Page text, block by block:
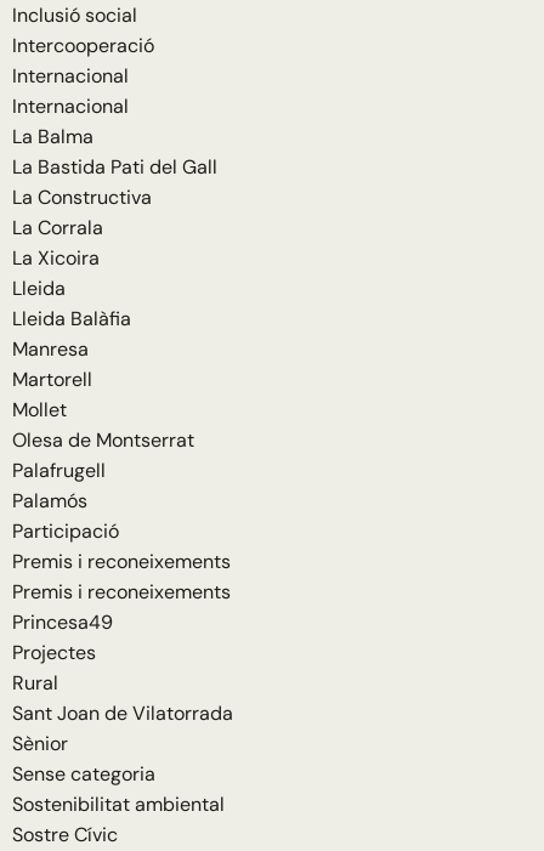
Inclusió social
Intercooperació
Internacional
Internacional
La Balma
La Bastida Pati del Gall
La Constructiva
La Corrala
La Xicoira
Lleida
Lleida Balàfia
Manresa
Martorell
Mollet
Olesa de Montserrat
Palafrugell
Palamós
Participació
Premis i reconeixements
Premis i reconeixements
Princesa49
Projectes
Rural
Sant Joan de Vilatorrada
Sènior
Sense categoria
Sostenibilitat ambiental
Sostre Cívic